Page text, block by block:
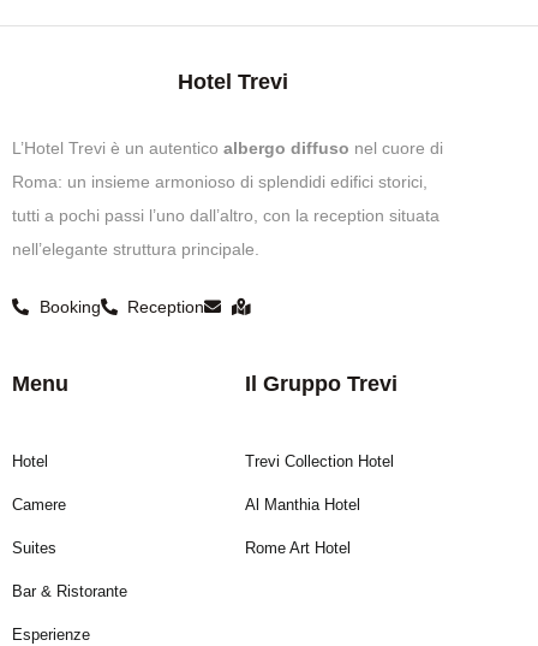
Hotel Trevi
L’Hotel Trevi è un autentico albergo diffuso nel cuore di
Roma: un insieme armonioso di splendidi edifici storici,
tutti a pochi passi l’uno dall’altro, con la reception situata
nell’elegante struttura principale.
Booking Reception
Menu
Hotel
Camere
Suites
Bar & Ristorante
Esperienze
Il Gruppo Trevi
Trevi Collection Hotel
Al Manthia Hotel
Rome Art Hotel